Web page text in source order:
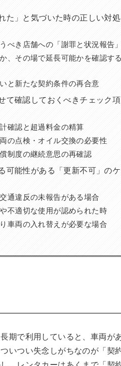
た」と気づいた時の正しい対処
べき店舗への「謝罪と状況報告
、その場で延長可能かを確認す
と新たな契約条件の再合意
て確認しておくべきチェック項
確認と超過料金の精算
の点検・オイル交換の必要性
制度の継続意思の再確認
可能性がある「更新不可」のケ
通違反の未報告がある場合
不適切な使用が認められた時
車両の入れ替えが必要な場合
期で利用していると、車両が
いつい失念しがちなのが「契